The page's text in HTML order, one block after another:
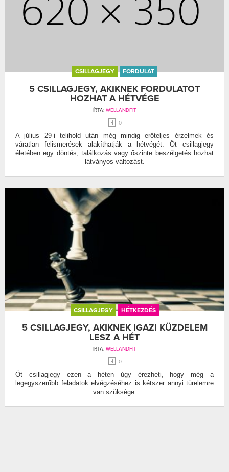
CSILLAGJEGY FORDULAT
5 CSILLAGJEGY, AKIKNEK FORDULATOT
HOZHAT A HÉTVÉGE
ÍRTA: WELLANDFIT
0
A július 29-i telihold után még mindig erőteljes érzelmek és
váratlan felismerések alakíthatják a hétvégét. Öt csillagjegy
életében egy döntés, találkozás vagy őszinte beszélgetés hozhat
látványos változást.
CSILLAGJEGY HÉTKEZDÉS
5 CSILLAGJEGY, AKIKNEK IGAZI KÜZDELEM
LESZ A HÉT
ÍRTA: WELLANDFIT
0
Öt csillagjegy ezen a héten úgy érezheti, hogy még a
legegyszerűbb feladatok elvégzéséhez is kétszer annyi türelemre
van szüksége.